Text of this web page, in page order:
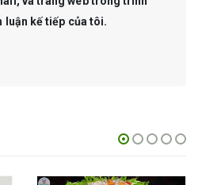
luận kế tiếp của tôi.